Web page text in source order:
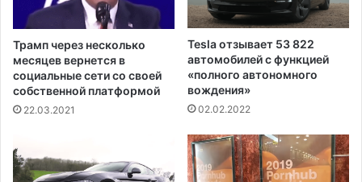
г
н
е
р
ь
н
о
б
р
а
щ
т
с
Трамп через несколько
месяцев вернется в
социальные сети со своей
собственной платформой
22.03.2021
Tesla отзывает 53 822
автомобилей с функцией
«полного автономного
вождения»
02.02.2022